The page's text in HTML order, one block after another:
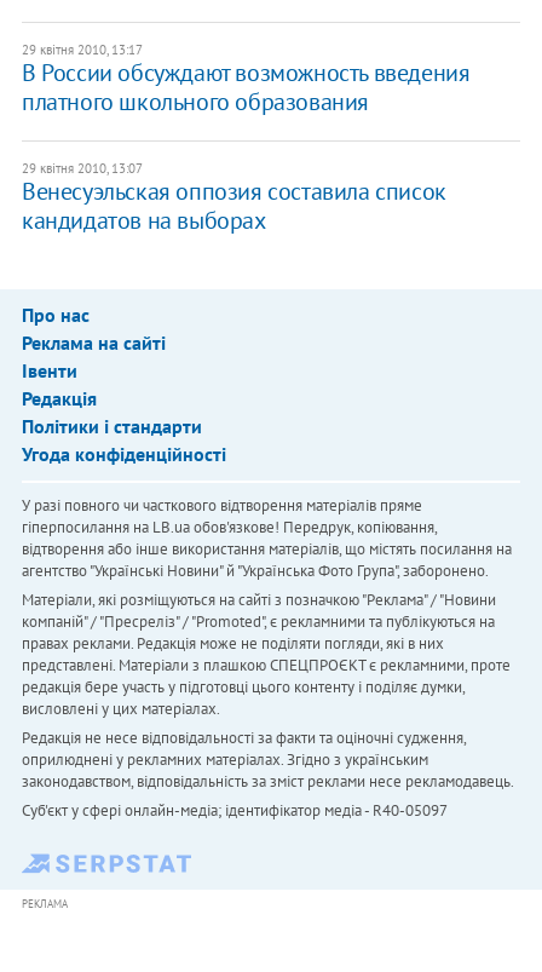
29 квітня 2010, 13:17
В России обсуждают возможность введения
платного школьного образования
29 квітня 2010, 13:07
Венесуэльская оппозия составила список
кандидатов на выборах
Про нас
Реклама на сайті
Івенти
Редакція
Політики і стандарти
Угода конфіденційності
У разі повного чи часткового відтворення матеріалів пряме
гіперпосилання на LB.ua обов'язкове! Передрук, копіювання,
відтворення або інше використання матеріалів, що містять посилання на
агентство "Українськi Новини" й "Українська Фото Група", заборонено.
Матеріали, які розміщуються на сайті з позначкою "Реклама" / "Новини
компаній" / "Пресреліз" / "Promoted", є рекламними та публікуються на
правах реклами. Редакція може не поділяти погляди, які в них
представлені. Матеріали з плашкою СПЕЦПРОЄКТ є рекламними, проте
редакція бере участь у підготовці цього контенту і поділяє думки,
висловлені у цих матеріалах.
Редакція не несе відповідальності за факти та оціночні судження,
оприлюднені у рекламних матеріалах. Згідно з українським
законодавством, відповідальність за зміст реклами несе рекламодавець.
Cуб'єкт у сфері онлайн-медіа; ідентифікатор медіа - R40-05097
РЕКЛАМА